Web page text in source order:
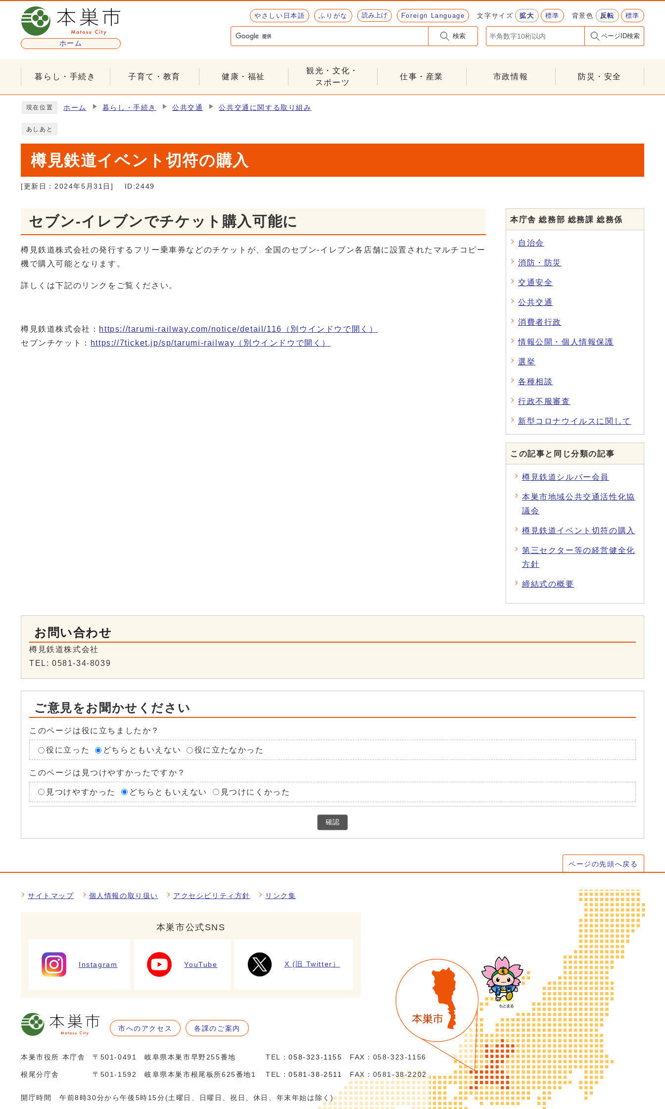
ページの先頭です
ホーム
やさしい日本語 ふりがな 読み上げ Foreign Language 文字サイズ 拡大 標準 背景色 反転 標準
検索 ページID検索
暮らし・手続き 子育て・教育 健康・福祉
観光・文化・
スポーツ
仕事・産業 市政情報 防災・安全
現在位置 ホーム 暮らし・手続き 公共交通 公共交通に関する取り組み
あしあと
樽見鉄道イベント切符の購入
[更新日： 2024年5月31日 ] ID:2449
セブン-イレブンでチケット購入可能に
樽見鉄道株式会社の発行するフリー乗車券などのチケットが、全国のセブン-イレブン各店舗に設置されたマルチコピー
機で購入可能となります。
詳しくは下記のリンクをご覧ください。
樽見鉄道株式会社： https://tarumi-railway.com/notice/detail/116
（別ウインドウで開く）
セブンチケット：
https://7ticket.jp/sp/tarumi-railway （別ウインドウで開く）
本庁舎 総務部 総務課 総務係
自治会
消防・防災
交通安全
公共交通
消費者行政
情報公開・個人情報保護
選挙
各種相談
行政不服審査
新型コロナウイルスに関して
この記事と同じ分類の記事
樽見鉄道シルバー会員
本巣市地域公共交通活性化協
議会
樽見鉄道イベント切符の購入
第三セクター等の経営健全化
方針
締結式の概要
お問い合わせ
樽見鉄道株式会社
TEL: 0581-34-8039
ご意見をお聞かせください
このページは役に立ちましたか？
役に立った どちらともいえない 役に立たなかった
このページは見つけやすかったですか？
見つけやすかった どちらともいえない 見つけにくかった
確認
ページの先頭へ戻る
サイトマップ 個人情報の取り扱い アクセシビリティ方針 リンク集
本巣市公式SNS
Instagram YouTube X (旧 Twitter）
市へのアクセス 各課のご案内
本巣市役所 本庁舎 〒501-0491 岐阜県本巣市早野255番地 TEL：058-323-1155 FAX：058-323-1156
根尾分庁舎 〒501-1592 岐阜県本巣市根尾板所625番地1 TEL：0581-38-2511 FAX：0581-38-2202
開庁時間 午前8時30分から午後5時15分(土曜日、日曜日、祝日、休日、年末年始は除く)